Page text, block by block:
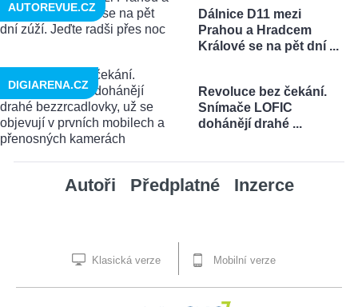
Dálnice D11 mezi
Prahou a Hradcem
Králové se na pět dní ...
AUTOREVUE.CZ
Revoluce bez čekání.
Snímače LOFIC
dohánějí drahé ...
DIGIARENA.CZ
Autoři Předplatné Inzerce
Klasická verze Mobilní verze